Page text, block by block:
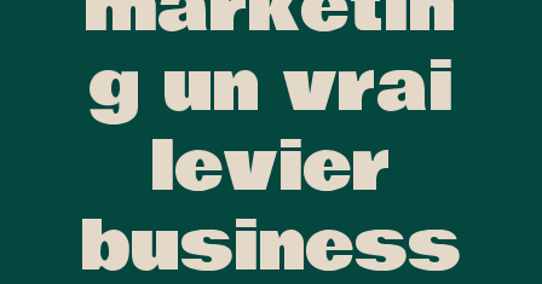
g un vrai
levier
business